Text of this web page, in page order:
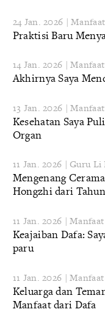
24 Jan. 2026 |
Praktisi Baru
14 Jan. 2026 |
Akhirnya Saya
13 Jan. 2026 |
Kesehatan Saya
Organ
11 Jan. 2026 | Guru
Mengenang
Hongzhi dari
11 Jan. 2026 |
Keajaiban Dafa:
paru
11 Jan. 2026 |
Keluarga dan
Manfaat dari Dafa